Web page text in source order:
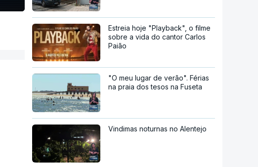
Estreia hoje "Playback", o filme
sobre a vida do cantor Carlos
Paião
"O meu lugar de verão". Férias
na praia dos tesos na Fuseta
Vindimas noturnas no Alentejo